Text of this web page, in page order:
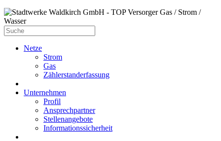
Netze
Strom
Gas
Zählerstanderfassung
Unternehmen
Profil
Ansprechpartner
Stellenangebote
Informationssicherheit